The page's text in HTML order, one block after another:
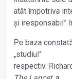
atât împotriva
și iresponsabil”
Pe baza
„studiul”
respectiv.